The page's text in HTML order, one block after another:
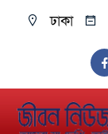
ঢাকা